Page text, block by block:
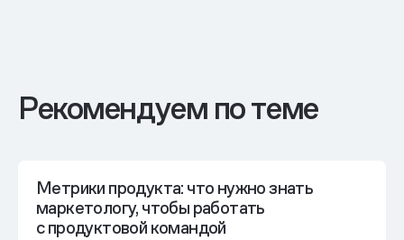
Рекомендуем по теме
Метрики продукта: что нужно знать
маркетологу, чтобы работать
с продуктовой командой